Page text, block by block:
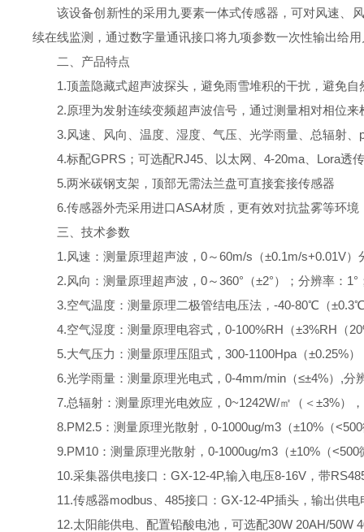
该设备创新性的采用九要素一体式传感器，可对风速、
续在线监测，通过数字量通讯接口将九项参数一次性输出给
二、产品特点
1.顶盖隐藏式超声波探头，避免雨雪堆积的干扰，避免
2.原理为发射连续变频超声波信号，通过测量相对相位
3.风速、风向、温度、湿度、气压、光学雨量、总辐射
4.标配GPRS；可选配RJ45、以太网、4-20ma、Lora透
5.两米碳钢支架，顶部无需法兰盘可直接套接传感器
6.传感器外壳采用进口ASA材质，更有效对抗盐雾等环
三、技术参数
1.风速：测量原理超声波，0～60m/s（±0.1m/s+0.01V）
2.风向：测量原理超声波，0～360°（±2°）；分辨率：1°
3.空气温度：测量原理二极管结电压法，-40-80℃（
4.空气湿度：测量原理电容式，0-100%RH（±3%RH（
5.大气压力：测量原理压阻式，300-1100Hpa（±0.25%
6.光学雨量：测量原理光电式，0-4mm/min（≤±4%）,分
7.总辐射：测量原理光电效应，0~1242W/㎡（＜±3%）
8.PM2.5：测量原理光散射，0-1000ug/m3（±10%（
9.PM10：测量原理光散射，0-1000ug/m3（±10%（<500
10.采集器供电接口：GX-12-4P,输入电压8-16V，带
11.传感器modbus、485接口：GX-12-4P插头，输出供
12.太阳能供电、配置铅酸电池，可选配30W 20AH/50W